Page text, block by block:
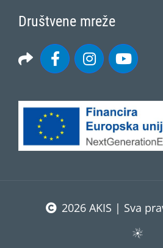
Društvene mreže
2026 AKIS | Sva